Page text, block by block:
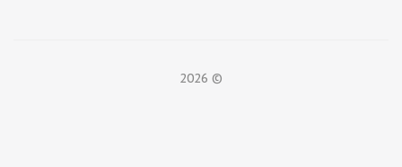
2026 ©